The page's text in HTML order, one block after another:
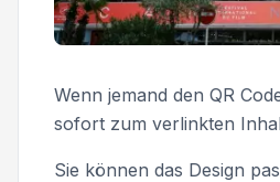
Wenn jemand den QR
sofort zum verlinkten
Sie können das Design